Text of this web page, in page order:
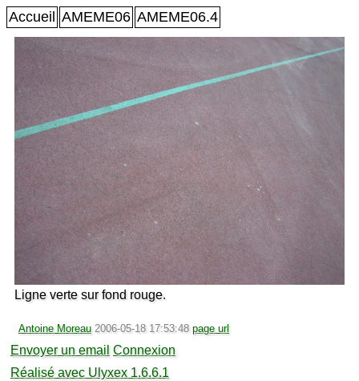
Accueil AMEME06 AMEME06.4
Ligne verte sur fond rouge.
Antoine Moreau 2006-05-18 17:53:48 page url
Envoyer un email Connexion
Réalisé avec Ulyxex 1.6.6.1